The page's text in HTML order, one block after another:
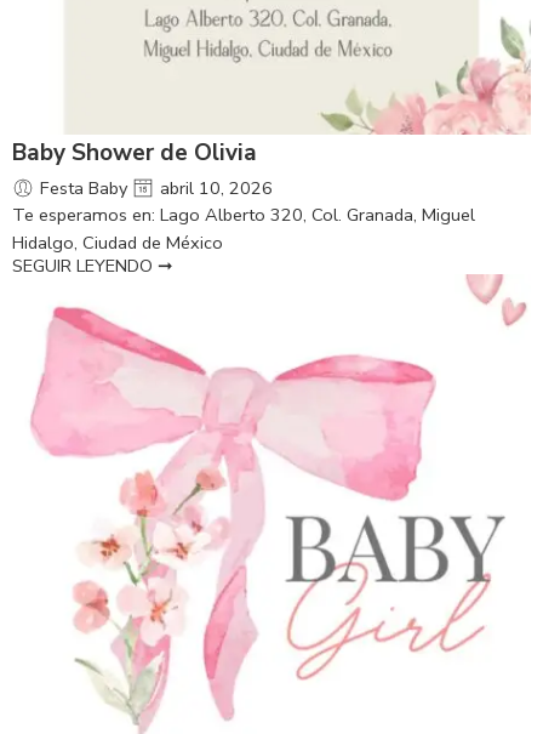
Baby Shower de Olivia
Festa Baby
abril 10, 2026
Te esperamos en: Lago Alberto 320, Col. Granada, Miguel
Hidalgo, Ciudad de México
SEGUIR LEYENDO ➞